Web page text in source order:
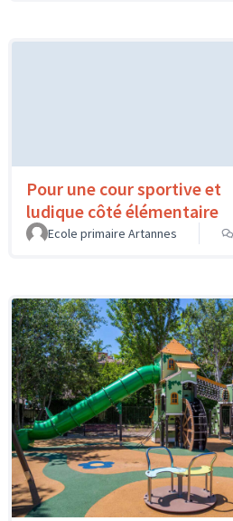
Pour une cour sportive et
ludique côté élémentaire
Ecole primaire Artannes